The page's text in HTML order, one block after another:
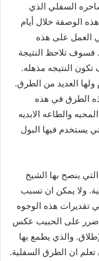
السفلي الذي
الوصفة خلال أيام
العمل على هذه
فسوف تلاحظ النتيجة
النتيجه مذهله.
العديد من الطرق.
الطرق في هذه
والطاعه الابديه
يستخدم فيها البول
ينصح بها الشيخ
ولا يمكن ان تسبب
تقديرات هذه الوجوه
ضرر على الحبيب عكس
والذي يطمع بها
تعلم ان الطرق السفلية.